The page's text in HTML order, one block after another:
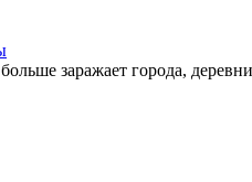
заражает города,